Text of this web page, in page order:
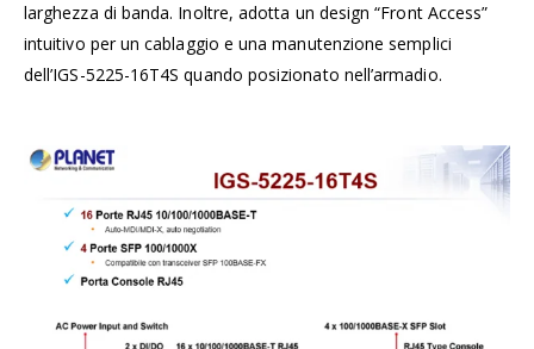
larghezza di banda. Inoltre, adotta un design “Front Access”
intuitivo per un cablaggio e una manutenzione semplici
dell’IGS-5225-16T4S quando posizionato nell’armadio.